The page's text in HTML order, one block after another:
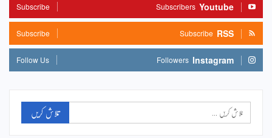
Youtube
Subscribers
Subscribe
RSS
Subscribe
Subscribe
Instagram
Followers
Follow Us